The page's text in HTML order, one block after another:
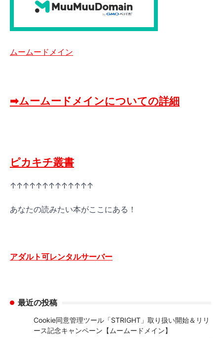
ムームードメイン
➡ムームードメインについての詳細
ピカキチ叢書
↑↑↑↑↑↑↑↑↑↑↑↑↑
あなたの読みたい本がここにある！
アダルト可レンタルサーバー
最近の投稿
Cookie同意管理ツール「STRIGHT」取り扱い開始＆リリ
ース記念キャンペーン【ムームードメイン】